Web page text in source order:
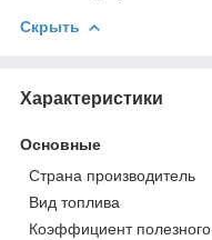
Скрыть
Характеристики
Основные
Страна производитель
Вид топлива
Коэффициент полезного